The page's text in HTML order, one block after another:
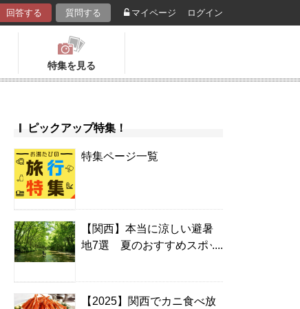
回答する 質問する マイページ ログイン
特集を見る
ピックアップ特集！
特集ページ一覧
【関西】本当に涼しい避暑
地7選 夏のおすすめスポッ
【2025】関西でカニ食べ放